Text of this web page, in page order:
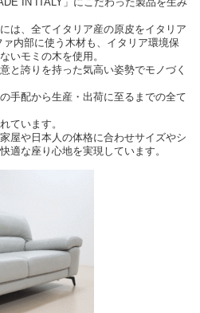
は、全てイタリア産の原皮をイタリア
内部に使う木材も、イタリア環境保
いモミの木を使用。
と誇りを持った気高い姿勢でモノづく
手配から生産・出荷に至るまでの全て
ています。
屋や日本人の体格に合わせサイズやシ
適な座り心地を実現しています。